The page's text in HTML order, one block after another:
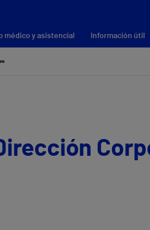
médico y asistencial Información útil